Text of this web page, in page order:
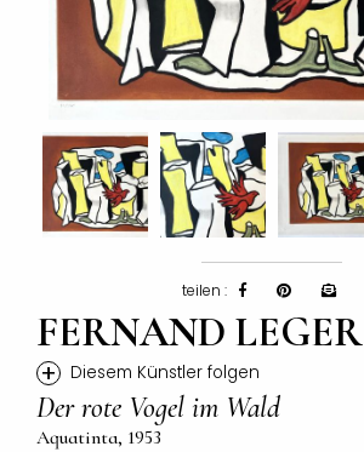
teilen :
FERNAND LEGER
+ Diesem Künstler folgen
Der rote Vogel im Wald
Aquatinta, 1953